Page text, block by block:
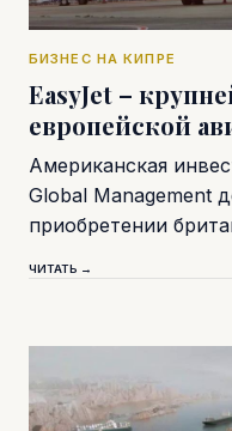
БИЗНЕС НА КИПРЕ
EasyJet –
европейской
Американская
Global Management
приобретении
ЧИТАТЬ →